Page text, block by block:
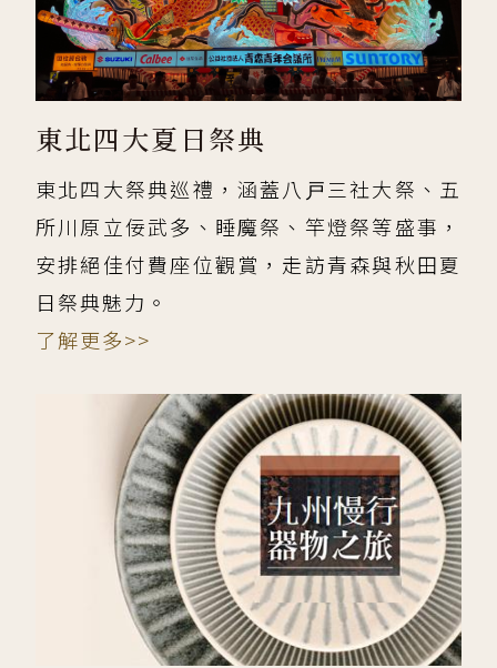
東北四大夏日祭典
東北四大祭典巡禮，涵蓋八戸三社大祭、五
所川原立佞武多、睡魔祭、竿燈祭等盛事，
安排絕佳付費座位觀賞，走訪青森與秋田夏
日祭典魅力。
了解更多>>